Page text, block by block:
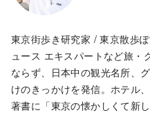
東京街歩き研究家 / 東京散歩
ュース エキスパートなど旅・
ならず、日本中の観光名所、
けのきっかけを発信。ホテル
著書に「東京の懐かしくて新